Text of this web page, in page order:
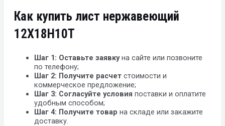
Как купить лист нержавеющий
12Х18Н10Т
Шаг 1: Оставьте заявкуна сайте или позвоните
по телефону;
Шаг 2: Получите расчет стоимости и
коммерческое предложение;
Шаг 3: Согласуйте условия поставки и оплатите
удобным способом;
Шаг 4: Получите товар на складе или закажите
доставку.